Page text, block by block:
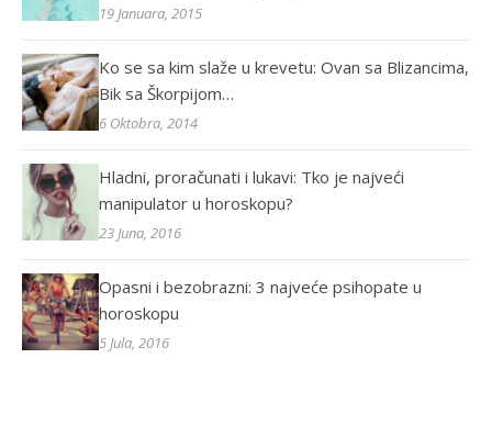
19 Januara, 2015
Ko se sa kim slaže u krevetu: Ovan sa Blizancima,
Bik sa Škorpijom…
6 Oktobra, 2014
Hladni, proračunati i lukavi: Tko je najveći
manipulator u horoskopu?
23 Juna, 2016
Opasni i bezobrazni: 3 najveće psihopate u
horoskopu
5 Jula, 2016